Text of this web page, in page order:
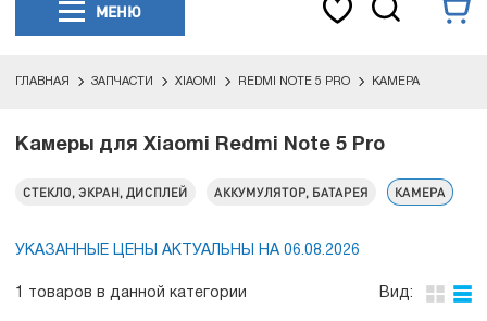
МЕНЮ
ГЛАВНАЯ ЗАПЧАСТИ XIAOMI REDMI NOTE 5 PRO КАМЕРА
Камеры для Xiaomi Redmi Note 5 Pro
СТЕКЛО, ЭКРАН, ДИСПЛЕЙ АККУМУЛЯТОР, БАТАРЕЯ КАМЕРА
УКАЗАННЫЕ ЦЕНЫ АКТУАЛЬНЫ НА 06.08.2026
1 товаров в данной категории Вид: